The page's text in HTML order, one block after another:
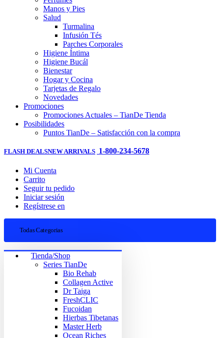
Manos y Pies
Salud
Turmalina
Infusión Tés
Parches Corporales
Higiene Íntima
Higiene Bucál
Bienestar
Hogar y Cocina
Tarjetas de Regalo
Novedades
Promociones
Promociones Actuales – TianDe Tienda
Posibilidades
Puntos TianDe – Satisfacción con la compra
FLASH DEALSNEW ARRIVALS 1-800-234-5678
Mi Cuenta
Carrito
Seguir tu pedido
Iniciar sesión
Regístrese en
Todas Categorias
Tienda/Shop
Series TianDe
Bio Rehab
Collagen Active
Dr Taiga
FreshCLIC
Fucoidan
Hierbas Tibetanas
Master Herb
Ocean Riches